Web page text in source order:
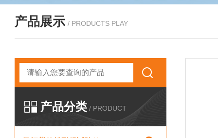
产品展示 / PRODUCTS PLAY
产品分类 / PRODUCT